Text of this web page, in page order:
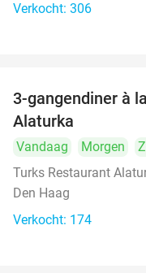
Verkocht: 306
3-gangendiner à
Alaturka
Vandaag Morgen
Turks Restaurant
Den Haag
Verkocht: 174